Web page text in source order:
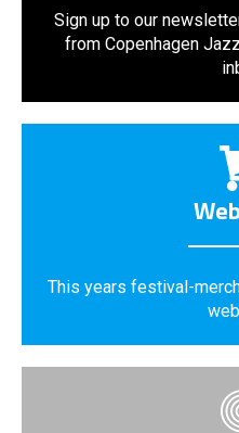
Sign up to our
from Copenhagen
This years festival-